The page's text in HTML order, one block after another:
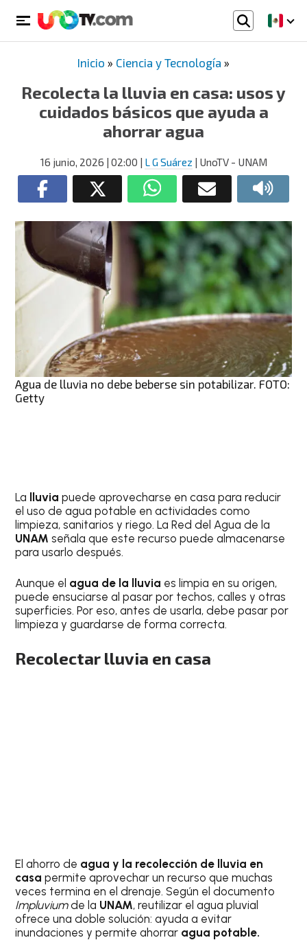
Inicio » Ciencia y Tecnología »
Recolecta la lluvia en casa: usos y
cuidados básicos que ayuda a
ahorrar agua
16 junio, 2026 | 02:00 | L G Suárez | UnoTV - UNAM
Agua de lluvia no debe beberse sin potabilizar. FOTO:
Getty
La lluvia puede aprovecharse en casa para reducir
el uso de agua potable en actividades como
limpieza, sanitarios y riego. La Red del Agua de la
UNAM señala que este recurso puede almacenarse
para usarlo después.
Aunque el agua de la lluvia es limpia en su origen,
puede ensuciarse al pasar por techos, calles y otras
superficies. Por eso, antes de usarla, debe pasar por
limpieza y guardarse de forma correcta.
Recolectar lluvia en casa
El ahorro de agua y la recolección de lluvia en
casa permite aprovechar un recurso que muchas
veces termina en el drenaje. Según el documento
Impluviumde la UNAM, reutilizar el agua pluvial
ofrece una doble solución: ayuda a evitar
inundaciones y permite ahorrar agua potable.